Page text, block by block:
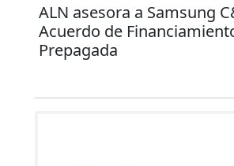
ALN asesora a Samsung
Acuerdo de
Prepagada